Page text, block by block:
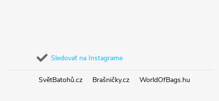
Sledovať na Instagrame
SvětBatohů.cz Brašničky.cz WorldOfBags.hu